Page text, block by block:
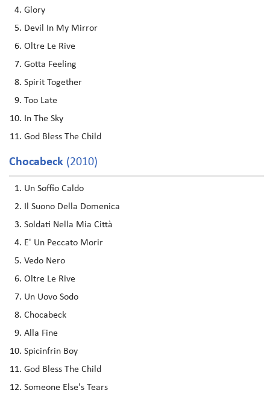
Glory
Devil In My Mirror
Oltre Le Rive
Gotta Feeling
Spirit Together
Too Late
In The Sky
God Bless The Child
Chocabeck (2010)
Un Soffio Caldo
Il Suono Della Domenica
Soldati Nella Mia Città
E' Un Peccato Morir
Vedo Nero
Oltre Le Rive
Un Uovo Sodo
Chocabeck
Alla Fine
Spicinfrin Boy
God Bless The Child
Someone Else's Tears